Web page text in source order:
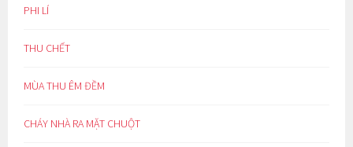
PHI LÍ
THU CHẾT
MÙA THU ÊM ĐỀM
CHÁY NHÀ RA MẶT CHUỘT